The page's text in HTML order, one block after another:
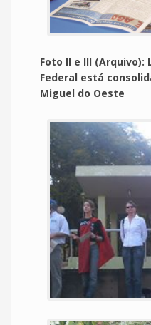
Foto II e III
Federal está
Miguel do Oeste